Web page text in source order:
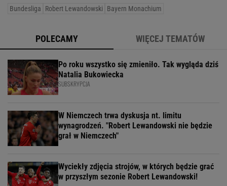
Bundesliga Robert Lewandowski Bayern Monachium
POLECAMY WIĘCEJ TEMATÓW
Po roku wszystko się zmieniło. Tak wygląda dziś
Natalia Bukowiecka
SUBSKRYPCJA
W Niemczech trwa dyskusja nt. limitu
wynagrodzeń. "Robert Lewandowski nie będzie
grał w Niemczech"
Wyciekły zdjęcia strojów, w których będzie grać
w przyszłym sezonie Robert Lewandowski!